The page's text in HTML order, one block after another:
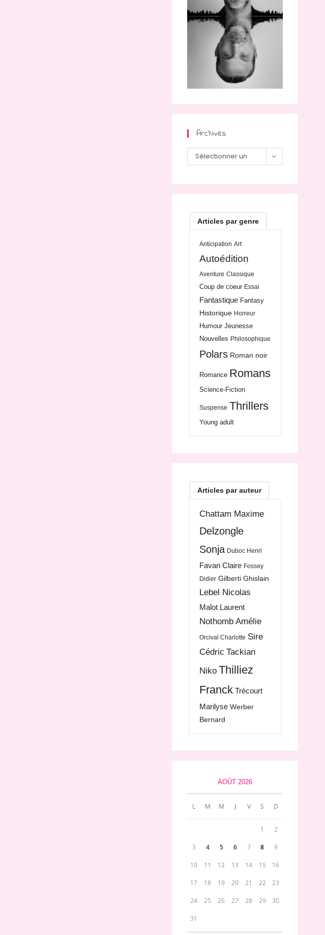
Archives
Archives
Sélectionner un
Articles par genre
Anticipation Art
Autoédition
Aventure Classique
Coup de coeur Essai
Fantastique Fantasy
Historique Horreur
Humour Jeunesse
Nouvelles Philosophique
Polars Roman noir
Romance Romans
Science-Fiction
Suspense Thrillers
Young adult
Articles par auteur
Chattam Maxime
Delzongle
Sonja Duboc Henri
Favan Claire Fossey
Didier Gilberti Ghislain
Lebel Nicolas
Malot Laurent
Nothomb Amélie
Orcival Charlotte Sire
Cédric Tackian
Niko Thilliez
Franck Trécourt
Marilyse Werber
Bernard
AOÛT 2026
L M M J V S D
1 2
3 4 5 6 7 8 9
10 11 12 13 14 15 16
17 18 19 20 21 22 23
24 25 26 27 28 29 30
31